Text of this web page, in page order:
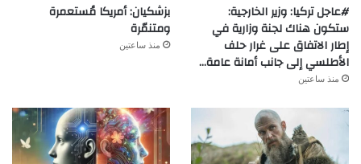
#عاجل تركيا: وزير الخارجية:
ستكون هناك لجنة وزارية في
إطار الاتفاق على غرار حلف
الأطلسي إلى جانب أمانة عامة…
منذ ساعتين
بزشكيان: أمريكا مُستعمرة
ومتنمّرة
منذ ساعتين